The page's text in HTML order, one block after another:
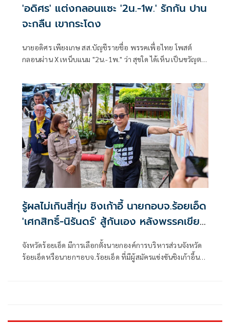
'อดิศร' แต่งกลอนแซะ '2น.-1พ.' รักกัน ปาน
จะกลืน เขากระโดง
นายอดิศร เพียงเกษ สส.บัญชีรายชื่อ พรรคเพื่อไทย โพสต์
กลอนผ่าน X เหน็บแนม "2น.-1พ." ว่า สุขใด ได้เห็น เป็นขวัญตา
รู้ผลไม่เกินสี่ทุ่ม ชิงเก้าอี้ นายกอบจ.ร้อยเอ็ด
'เศกสิทธิ์-นิรันดร์' สู้กันเอง หลังพรรคเขียว
จังหวัดร้อยเอ็ด มีการเลือกตั้งนายกองค์การบริหารส่วนจังหวัด
ร้อยเอ็ดหรือนายกฯอบจ.ร้อยเอ็ด ที่มีผู้สมัครแข่งขันชิงเก้าอี้นา